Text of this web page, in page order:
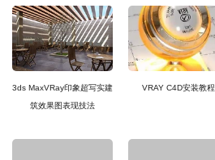
3ds MaxVRay印象超写实建
筑效果图表现技法
VRAY C4D安装教程